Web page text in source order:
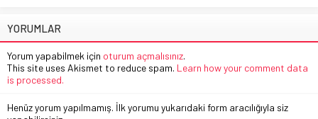
YORUMLAR
Yorum yapabilmek için oturum açmalısınız.
This site uses Akismet to reduce spam. Learn how your comment data
is processed.
Henüz yorum yapılmamış. İlk yorumu yukarıdaki form aracılığıyla siz